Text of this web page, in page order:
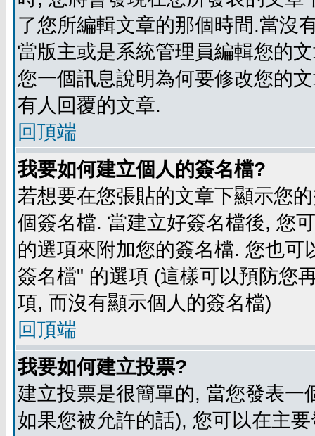
了您所編輯文章的那個時間.當沒
當版主或是系統管理員編輯您的
您一個訊息說明為何要修改您的
有人回覆的文章.
回頂端
我要如何建立個人的簽名檔?
若想要在您張貼的文章下顯示您
個簽名檔. 當建立好簽名檔後, 您
的選項來附加您的簽名檔. 您也
簽名檔" 的選項 (這樣可以預防您
項, 而沒有顯示個人的簽名檔)
回頂端
我要如何建立投票?
建立投票是很簡單的, 當您發表
如果您被允許的話), 您可以在主